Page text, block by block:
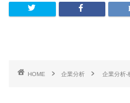
HOME 企業分析 企業分析-